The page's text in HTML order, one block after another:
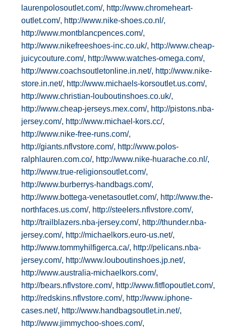
laurenpolosoutlet.com/, http://www.chromeheart-
outlet.com/, http://www.nike-shoes.co.nl/,
http://www.montblancpences.com/,
http://www.nikefreeshoes-inc.co.uk/, http://www.cheap-
juicycouture.com/, http://www.watches-omega.com/,
http://www.coachsoutletonline.in.net/, http://www.nike-
store.in.net/, http://www.michaels-korsoutlet.us.com/,
http://www.christian-louboutinshoes.co.uk/,
http://www.cheap-jerseys.mex.com/, http://pistons.nba-
jersey.com/, http://www.michael-kors.cc/,
http://www.nike-free-runs.com/,
http://giants.nflvstore.com/, http://www.polos-
ralphlauren.com.co/, http://www.nike-huarache.co.nl/,
http://www.true-religionsoutlet.com/,
http://www.burberrys-handbags.com/,
http://www.bottega-venetasoutlet.com/, http://www.the-
northfaces.us.com/, http://steelers.nflvstore.com/,
http://trailblazers.nba-jersey.com/, http://thunder.nba-
jersey.com/, http://michaelkors.euro-us.net/,
http://www.tommyhilfigerca.ca/, http://pelicans.nba-
jersey.com/, http://www.louboutinshoes.jp.net/,
http://www.australia-michaelkors.com/,
http://bears.nflvstore.com/, http://www.fitflopoutlet.com/,
http://redskins.nflvstore.com/, http://www.iphone-
cases.net/, http://www.handbagsoutlet.in.net/,
http://www.jimmychoo-shoes.com/,